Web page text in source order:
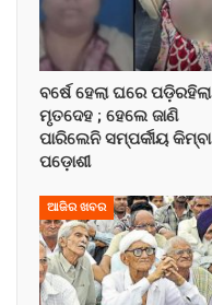
ବର୍ଷେ ହେଲା ଘରେ ପଡ଼ିରହିଲା
ମୃତଦେହ ; ହେଲେ ଜାଣି
ପାରିଲେନି ସମ୍ପର୍କୀୟ କିମ୍ବା
ପଡ଼ୋଶୀ
ଆଜିର ଖବର